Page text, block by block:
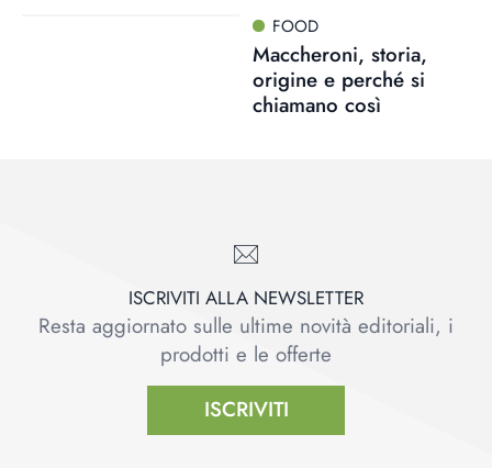
FOOD
Maccheroni, storia,
origine e perché si
chiamano così
ISCRIVITI ALLA NEWSLETTER
Resta aggiornato sulle ultime novità editoriali, i
prodotti e le offerte
ISCRIVITI